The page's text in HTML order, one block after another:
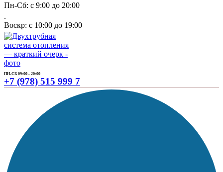
Пн-Сб: с 9:00 до 20:00
.
Воскр: с 10:00 до 19:00
ПН-СБ 09:00 - 20:00
+7 (978) 515 999 7